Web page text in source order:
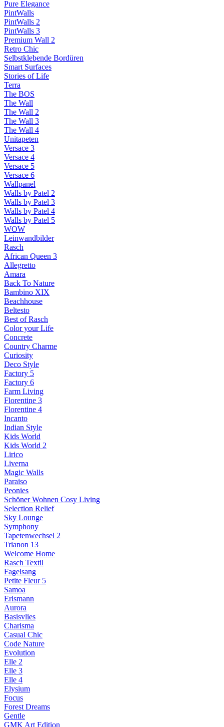
Pure Elegance
PintWalls
PintWalls 2
PintWalls 3
Premium Wall 2
Retro Chic
Selbstklebende Bordüren
Smart Surfaces
Stories of Life
Terra
The BOS
The Wall
The Wall 2
The Wall 3
The Wall 4
Unitapeten
Versace 3
Versace 4
Versace 5
Versace 6
Wallpanel
Walls by Patel 2
Walls by Patel 3
Walls by Patel 4
Walls by Patel 5
WOW
Leinwandbilder
Rasch
African Queen 3
Allegretto
Amara
Back To Nature
Bambino XIX
Beachhouse
Beltesto
Best of Rasch
Color your Life
Concrete
Country Charme
Curiosity
Deco Style
Factory 5
Factory 6
Farm Living
Florentine 3
Florentine 4
Incanto
Indian Style
Kids World
Kids World 2
Lirico
Liverna
Magic Walls
Paraiso
Peonies
Schöner Wohnen Cosy Living
Selection Relief
Sky Lounge
Symphony
Tapetenwechsel 2
Trianon 13
Welcome Home
Rasch Textil
Fagelsang
Petite Fleur 5
Samoa
Erismann
Aurora
Basisvlies
Charisma
Casual Chic
Code Nature
Evolution
Elle 2
Elle 3
Elle 4
Elysium
Focus
Forest Dreams
Gentle
GMK Art Edition